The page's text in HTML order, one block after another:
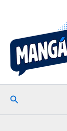
conteúdo
Pesquisar